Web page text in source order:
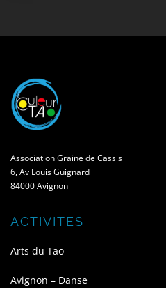
Association Graine de Cassis
6, Av Louis Guignard
84000 Avignon
ACTIVITES
Arts du Tao
Avignon – Danse